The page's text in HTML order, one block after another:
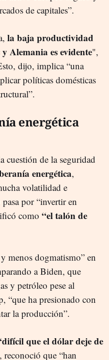
de capitales”.
la baja productividad
Alemania es evidente",
dijo, implica “una
políticas domésticas
energética
cuestión de la seguridad
energética,
volatilidad e
por “invertir en
como “el talón de
menos dogmatismo” en
a Biden, que
y petróleo pese al
“que ha presionado con
la producción”.
que el dólar deje de
, reconoció que “han